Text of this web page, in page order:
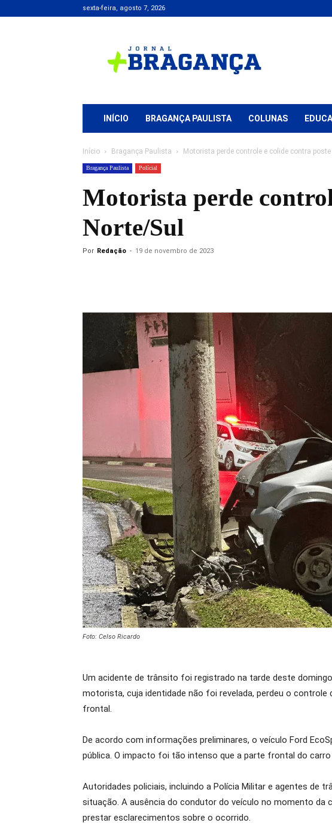
sexta-feira, agosto 7, 2026
+
Bragança
INÍCIO BRAGANÇA PAULISTA COLUNAS
Início Bragança Paulista Motorista perde controle e colide contra
Bragança Paulista Polícial
Motorista perde
Norte/Sul
Por Redação - 19 de novembro de 2023
Foto: Celso Ricardo
Um acidente de trânsito foi registrado na tarde deste
motorista, cuja identidade não foi revelada, perdeu o
frontal.
De acordo com informações preliminares, o veículo Ford
pública. O impacto foi tão intenso que a parte frontal do
Autoridades policiais, incluindo a Polícia Militar e agentes de
situação. A ausência do condutor do veículo no momento
prestar esclarecimentos sobre o ocorrido.